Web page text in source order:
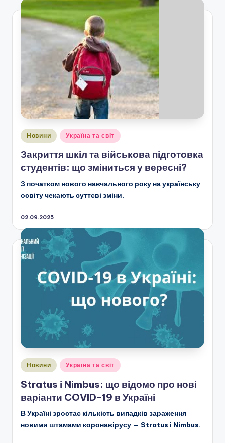
Опубліковано
Новини Україна та світ
Закриття шкіл та військова підготовка
студентів: що зміниться у вересні?
З початком нового навчального року на українську
освіту чекають суттєві зміни.
02.09.2025
Опубліковано
Новини Україна та світ
Stratus і Nimbus: що відомо про нові
варіанти COVID-19 в Україні
В Україні зростає кількість випадків зараження
новими штамами коронавірусу — Stratus і Nimbus.